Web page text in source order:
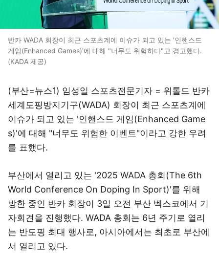
반카 WADA 회장이 최근 스포츠계에 이슈가 되고 있는 '인핸스드
게임(Enhanced Games)'에 대해 "너무도 위험하다"고 경고했다.
(KADA 제공)
(부산=뉴스1) 임성일 스포츠전문기자 = 위톨드 반카
세계도핑방지기구(WADA) 회장이 최근 스포츠계에
이슈가 되고 있는 '인핸스드 게임(Enhanced Game
s)'에 대해 "너무도 위험한 이벤트"이라고 강한 우려
를 표했다.
부산에서 열리고 있는 '2025 WADA 총회(The 6th
World Conference On Doping In Sport)'를 위해
방한 중인 반카 회장이 3일 오전 부산 벡스코에서 기
자회견을 진행했다. WADA 총회는 6년 주기로 열리
는 반도핑 최대 행사로, 아시아에서는 최초로 부산에
서 열리고 있다.